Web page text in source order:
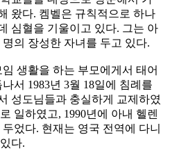
왔다. 켐벨은 규칙적으로 하나
심혈을 기울이고 있다. 그는 아
의 장성한 자녀를 두고 있다.
생활을 하는 부모에게서 태어
서 1983년 3월 18일에 침례를
성도님들과 충실하게 교제하였
일하였고, 1990년에 아내 헬렌
었다. 현재는 영국 전역에 다니
다.